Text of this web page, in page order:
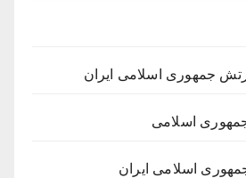
جمهوری اسلامی ایران
اسلامی
اسلامی ایران